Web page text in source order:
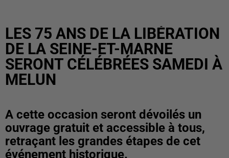
LES 75 ANS DE LA LIBÉRATION
DE LA SEINE-ET-MARNE
SERONT CÉLÉBRÉES SAMEDI À
MELUN
A cette occasion seront dévoilés un
ouvrage gratuit et accessible à tous,
retraçant les grandes étapes de cet
événement historique.